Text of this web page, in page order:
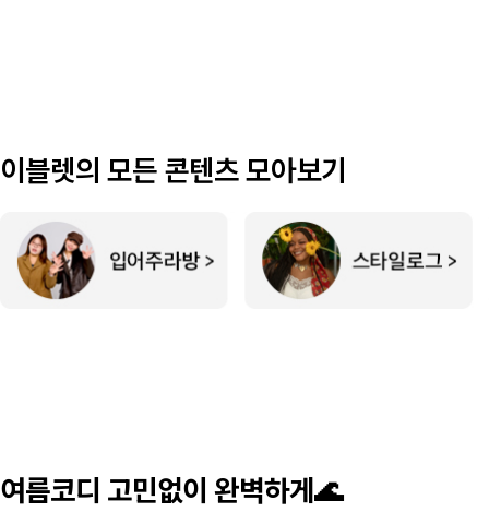
이블렛의 모든 콘텐츠 모아보기
여름코디 고민없이 완벽하게🌊